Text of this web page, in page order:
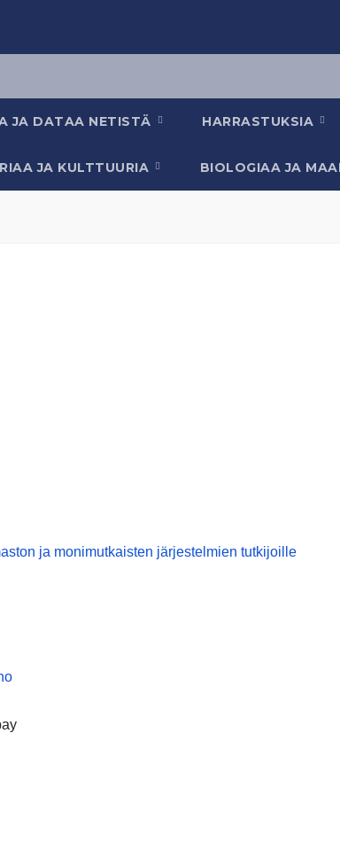
JA DATAA NETISTÄ HARRASTUKSIA
JA KULTTUURIA BIOLOGIAA JA
ja monimutkaisten järjestelmien tutkijoille